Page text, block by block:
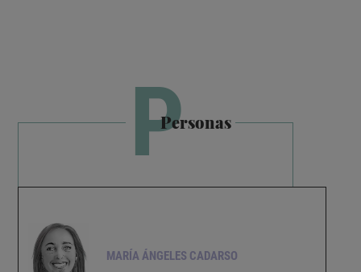
PPersonas
MARÍA ÁNGELES CADARSO